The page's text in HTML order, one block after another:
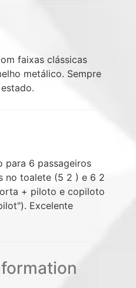
faixas clássicas
metálico. Sempre
para 6 passageiros
no toalete (5 2 ) e 6 2
+ piloto e copiloto
Excelente